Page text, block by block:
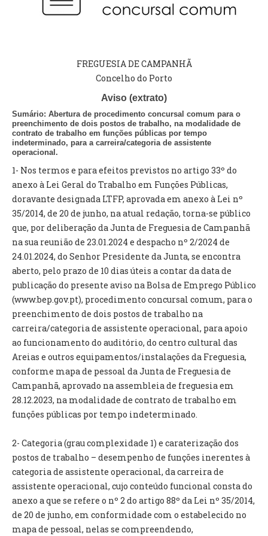
CONSTITUIÇÃO
ASSEMBLEIA DE FREGUESIA
GRAVAÇÕES DAS REUNIÕES PÚBLICAS DO EXECUTIVO
DOCUMENTOS
ATAS E DOCUMENTOS DA ASSEMBLEIA
EDITAIS
REGULAMENTOS E TAXAS
PLANO E ORÇAMENTO
RELATÓRIO E CONTAS
INVENTÁRIO
RECRUTAMENTO PESSOAL
CÓDIGO DE CONDUTA
ORÇAMENTO COLABORATIVO
FUNDO DE APOIO AO ASSOCIATIVISMO
SUBVENÇÕES PÚBLICAS
SERVIÇOS
GERAIS
CANÍDEOS
CEMITÉRIO
RECENSEAMENTO ELEITORAL
ATESTADOS
VENDA AMBULANTE
EMPREGO (GIP)
FREGUESIA DE CAMPANHÃ
Concelho do Porto
Aviso (extrato)
Sumário: Abertura de procedimento concursal comum para o
preenchimento de dois postos de trabalho, na modalidade de
contrato de trabalho em funções públicas por tempo
indeterminado, para a carreira/categoria de assistente
operacional.
1- Nos termos e para efeitos previstos no artigo 33º do
anexo à Lei Geral do Trabalho em Funções Públicas,
doravante designada LTFP, aprovada em anexo à Lei nº
35/2014, de 20 de junho, na atual redação, torna-se público
que, por deliberação da Junta de Freguesia de Campanhã
na sua reunião de 23.01.2024 e despacho nº 2/2024 de
24.01.2024, do Senhor Presidente da Junta, se encontra
aberto, pelo prazo de 10 dias úteis a contar da data de
publicação do presente aviso na Bolsa de Emprego Público
(www.bep.gov.pt), procedimento concursal comum, para o
preenchimento de dois postos de trabalho na
carreira/categoria de assistente operacional, para apoio
ao funcionamento do auditório, do centro cultural das
Areias e outros equipamentos/instalações da Freguesia,
conforme mapa de pessoal da Junta de Freguesia de
Campanhã, aprovado na assembleia de freguesia em
28.12.2023, na modalidade de contrato de trabalho em
funções públicas por tempo indeterminado.
2- Categoria (grau complexidade 1) e caraterização dos
postos de trabalho – desempenho de funções inerentes à
categoria de assistente operacional, da carreira de
assistente operacional, cujo conteúdo funcional consta do
anexo a que se refere o nº 2 do artigo 88º da Lei nº 35/2014,
de 20 de junho, em conformidade com o estabelecido no
mapa de pessoal, nelas se compreendendo,